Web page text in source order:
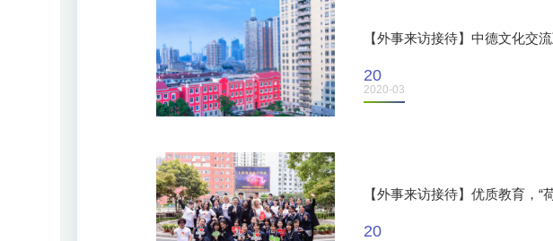
【外事来访接待】中德文化交
20
2020-03
【外事来访接待】优质教育，
20